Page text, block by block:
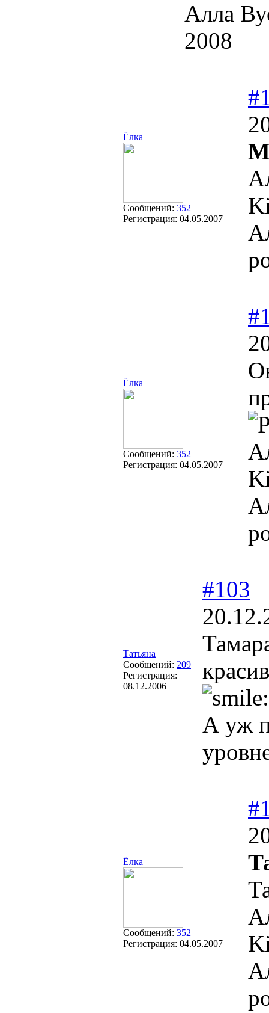
Алла
2008
Ёлка
Сообщений: 352
Регистрация: 04.05.2007
Ёлка
Сообщений: 352
Регистрация: 04.05.2007
Татьяна
Сообщений: 209
Регистрация:
08.12.2006
#103
А уж
Ёлка
Сообщений: 352
Регистрация: 04.05.2007